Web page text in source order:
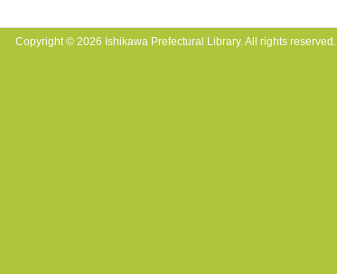
Copyright © 2026 Ishikawa Prefectural Library. All rights reserved.